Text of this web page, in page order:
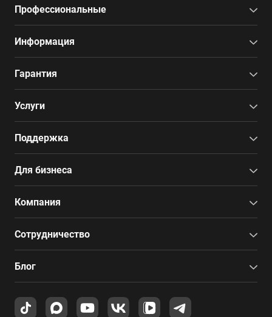
Профессиональные
Информация
Гарантия
Услуги
Поддержка
Для бизнеса
Компания
Сотрудничество
Блог